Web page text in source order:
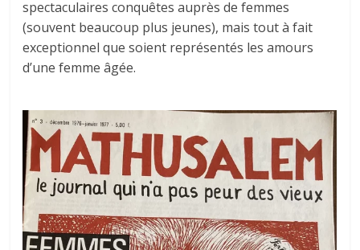
spectaculaires conquêtes auprès de femmes
(souvent beaucoup plus jeunes), mais tout à fait
exceptionnel que soient représentés les amours
d’une femme âgée.